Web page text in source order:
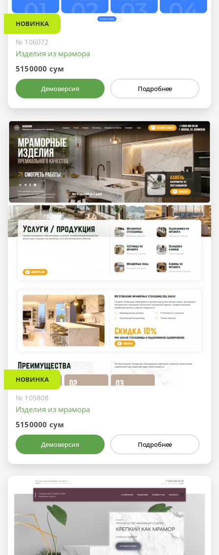
НОВИНКА
№ 106072
Изделия из мрамора
5150000 сум
Демоверсия Подробнее
НОВИНКА
№ 105808
Изделия из мрамора
5150000 сум
Демоверсия Подробнее